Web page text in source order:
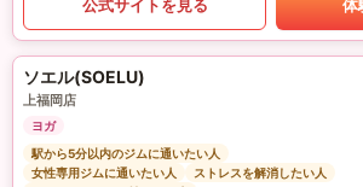
公式サイトを見る 体
ソエル(SOELU)
上福岡店
ヨガ
駅から5分以内のジムに通いたい人
女性専用ジムに通いたい人
ストレスを解消したい人